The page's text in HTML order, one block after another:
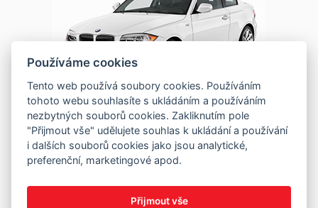
Používáme cookies
Tento web používá soubory cookies. Používáním
tohoto webu souhlasíte s ukládáním a používáním
nezbytných souborů cookies. Zakliknutím pole
"Přijmout vše" udělujete souhlas k ukládání a používání
i dalších souborů cookies jako jsou analytické,
preferenční, marketingové apod.
Přijmout vše